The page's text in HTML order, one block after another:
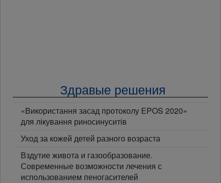
Здравые решения
«Використання засад протоколу EPOS 2020»
для лікування риносинуситів
Уход за кожей детей разного возраста
Вздутие живота и газообразование.
Современные возможности лечения с
использованием пеногасителей